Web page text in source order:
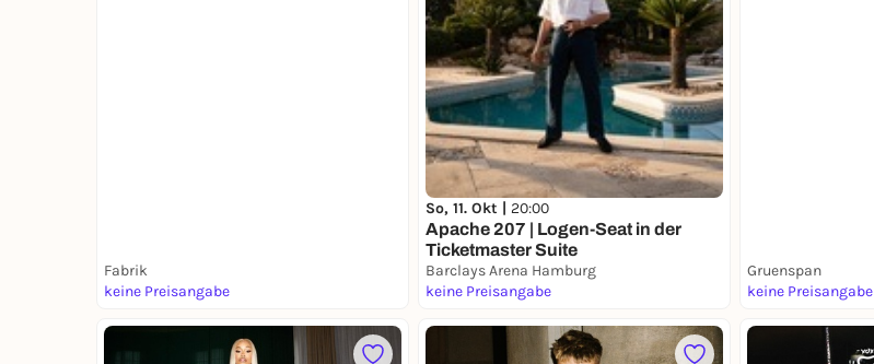
Fabrik
keine Preisangabe
So, 11. Okt | 20:00
Apache 207 | Logen-Seat in der
Ticketmaster Suite
Barclays Arena Hamburg
keine Preisangabe
Gruenspan
keine Preisangabe